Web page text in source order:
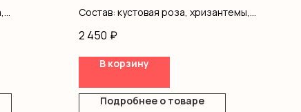
Состав: кустовая роза, хризантемы,
2 450 ₽
В корзину
Подробнее о товаре